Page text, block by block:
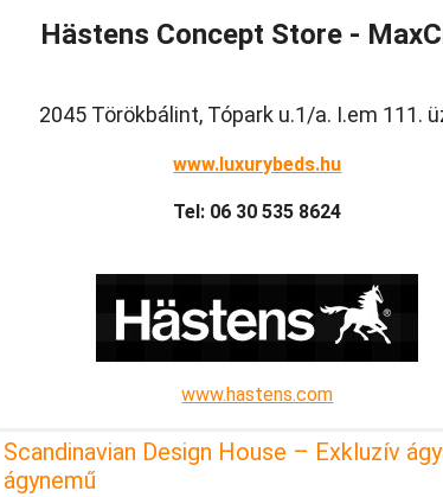
Hästens Concept Store -
2045 Törökbálint, Tópark u.1/a. I.em 111.
www.luxurybeds.hu
Tel: 06 30 535 8624
www.hastens.com
Scandinavian Design House – Exkluzív
ágynemű